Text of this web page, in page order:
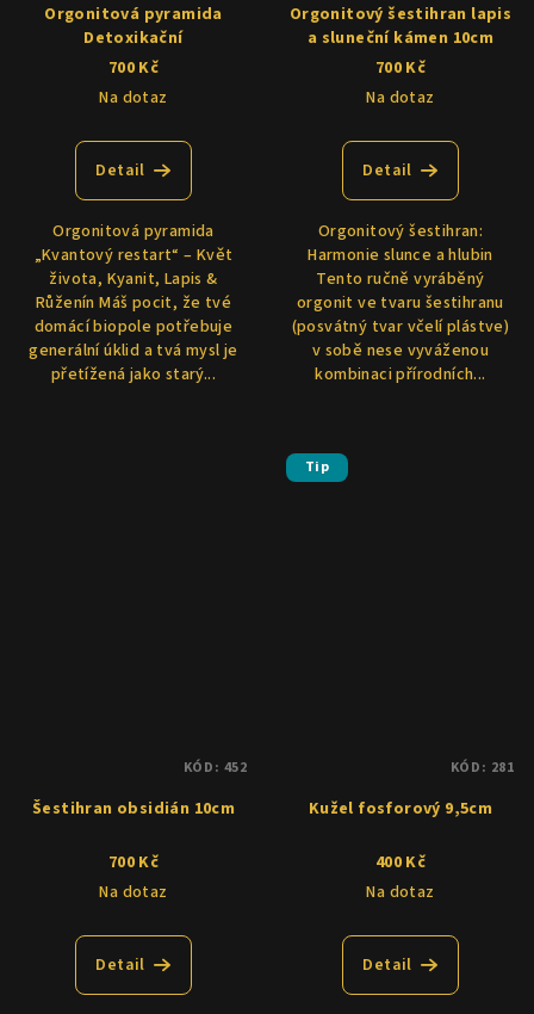
Orgonitová pyramida
Detoxikační
700 Kč
Na dotaz
Detail
Orgonitová pyramida
„Kvantový restart“ – Květ
života, Kyanit, Lapis &
Růženín Máš pocit, že tvé
domácí biopole potřebuje
generální úklid a tvá mysl je
přetížená jako starý...
Orgonitový šestihran lapis
a sluneční kámen 10cm
700 Kč
Na dotaz
Detail
Orgonitový šestihran:
Harmonie slunce a hlubin
Tento ručně vyráběný
orgonit ve tvaru šestihranu
(posvátný tvar včelí plástve)
v sobě nese vyváženou
kombinaci přírodních...
Šestihran obsidián 10cm
700 Kč
Na dotaz
Detail
KÓD: 452
Tip
Kužel fosforový 9,5cm
400 Kč
Na dotaz
Detail
KÓD: 281